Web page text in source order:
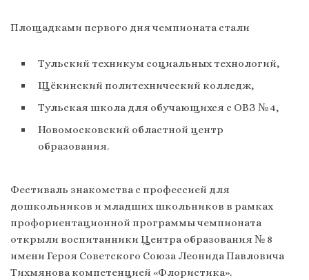
Площадками первого дня чемпионата стали
Тульский техникум социальных технологий,
Щёкинский политехнический колледж,
Тульская школа для обучающихся с ОВЗ № 4,
Новомосковский областной центр
образования.
Фестиваль знакомства с профессией для
дошкольников и младших школьников в рамках
профориентационной программы чемпионата
открыли воспитанники Центра образования № 8
имени Героя Советского Союза Леонида Павловича
Тихмянова компетенцией «Флористика».